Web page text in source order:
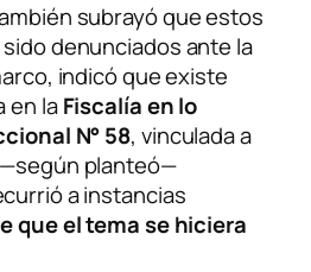
subrayó que estos
denunciados ante la
indicó que existe
en laFiscalía en lo
N° 58, vinculada a
planteó—
a instancias
que el tema se hiciera